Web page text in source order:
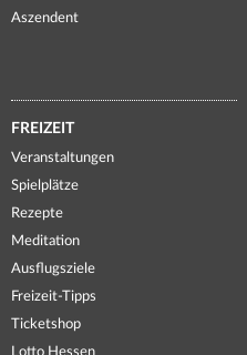
Aszendent
FREIZEIT
Veranstaltungen
Spielplätze
Rezepte
Meditation
Ausflugsziele
Freizeit-Tipps
Ticketshop
Lotto Hessen